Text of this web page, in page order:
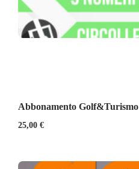
Abbonamento Golf&Turismo
25,00 €